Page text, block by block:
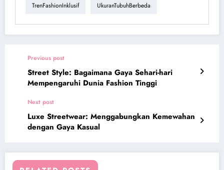
TrenFashionInklusif UkuranTubuhBerbeda
Previous post
Street Style: Bagaimana Gaya Sehari-hari
Mempengaruhi Dunia Fashion Tinggi
Next post
Luxe Streetwear: Menggabungkan Kemewahan
dengan Gaya Kasual